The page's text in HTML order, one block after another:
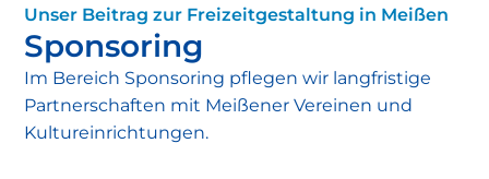
Sponsoring
Unser Beitrag zur Freizeitgestaltung in Meißen
Im Bereich Sponsoring pflegen wir langfristige
Partnerschaften mit Meißener Vereinen und
Kultureinrichtungen.